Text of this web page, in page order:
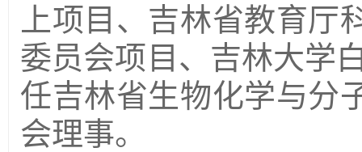
上项目、吉林省教育
委员会项目、吉林大学
任吉林省生物化学与分
会理事。